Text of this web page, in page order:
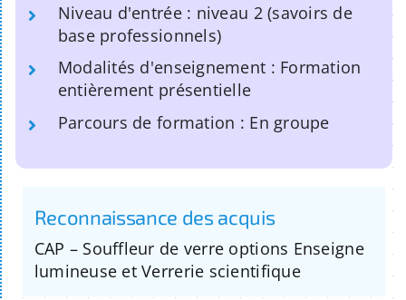
Niveau d'entrée : niveau 2 (savoirs de
base professionnels)
Modalités d'enseignement : Formation
entièrement présentielle
Parcours de formation : En groupe
Reconnaissance des acquis
CAP – Souffleur de verre options Enseigne
lumineuse et Verrerie scientifique